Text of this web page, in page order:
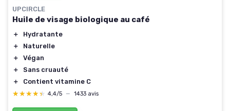
UPCIRCLE
Huile de visage biologique au café
＋
Hydratante
＋
Naturelle
＋
Végan
＋
Sans cruauté
＋
Contient vitamine C
★★★★★
★★★★★ 4,4/5 — 1433 avis